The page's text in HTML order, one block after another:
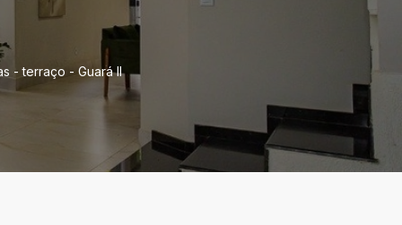
- terraço - Guará II